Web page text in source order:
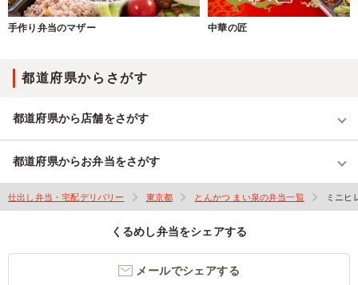
手作り弁当のマザー 中華の匠
都道府県からさがす
都道府県から店舗をさがす
都道府県からお弁当をさがす
仕出し弁当・宅配デリバリー 東京都 とんかつ まい泉の弁当一覧 ミニヒ
くるめし弁当をシェアする
メールでシェアする